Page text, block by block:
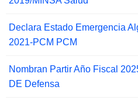
Declara Estado Emergencia
2021-PCM PCM
Nombran Partir Año Fiscal
DE Defensa